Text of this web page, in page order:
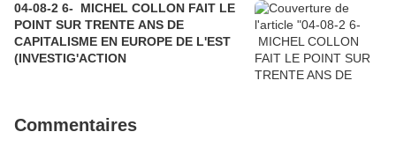
04-08-2 6- MICHEL COLLON FAIT LE
POINT SUR TRENTE ANS DE
CAPITALISME EN EUROPE DE L'EST
(INVESTIG'ACTION
Commentaires